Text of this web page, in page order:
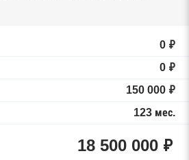
0 ₽
0 ₽
150 000 ₽
123 мес.
18 500 000 ₽